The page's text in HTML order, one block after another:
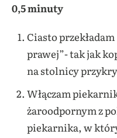
0,5 minuty
Ciasto przekładam
prawej”- tak jak
na stolnicy
Włączam
żaroodpornym z
piekarnika, w